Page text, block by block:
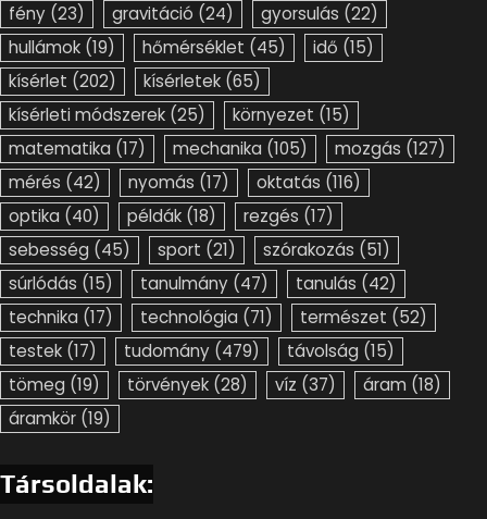
fény (23) gravitáció (24) gyorsulás (22)
hullámok (19) hőmérséklet (45) idő (15)
kísérlet (202) kísérletek (65)
kísérleti módszerek (25) környezet (15)
matematika (17) mechanika (105) mozgás (127)
mérés (42) nyomás (17) oktatás (116)
optika (40) példák (18) rezgés (17)
sebesség (45) sport (21) szórakozás (51)
súrlódás (15) tanulmány (47) tanulás (42)
technika (17) technológia (71) természet (52)
testek (17) tudomány (479) távolság (15)
tömeg (19) törvények (28) víz (37) áram (18)
áramkör (19)
Társoldalak: